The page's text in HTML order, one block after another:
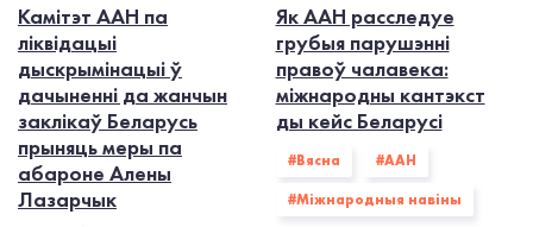
Камітэт ААН па
ліквідацыі
дыскрымінацыі ў
дачыненні да жанчын
заклікаў Беларусь
прыняць меры па
абароне Алены
Лазарчык
Як ААН расследуе
грубыя парушэнні
правоў чалавека:
міжнародны кантэкст
ды кейс Беларусі
#Вясна #ААН
#Міжнародныя навіны